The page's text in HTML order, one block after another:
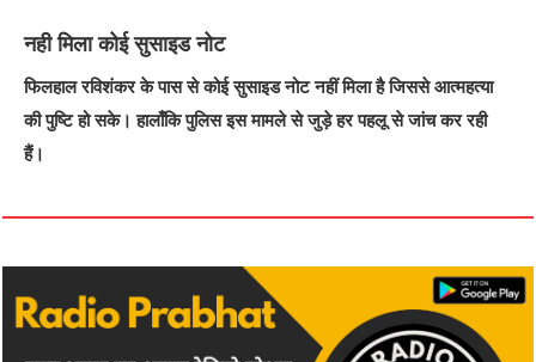
नही मिला कोई सुसाइड नोट
फिलहाल रविशंकर के पास से कोई सुसाइड नोट नहीं मिला है जिससे आत्महत्या
की पुष्टि हो सके। हालाँकि पुलिस इस मामले से जुड़े हर पहलू से जांच कर रही
हैं।